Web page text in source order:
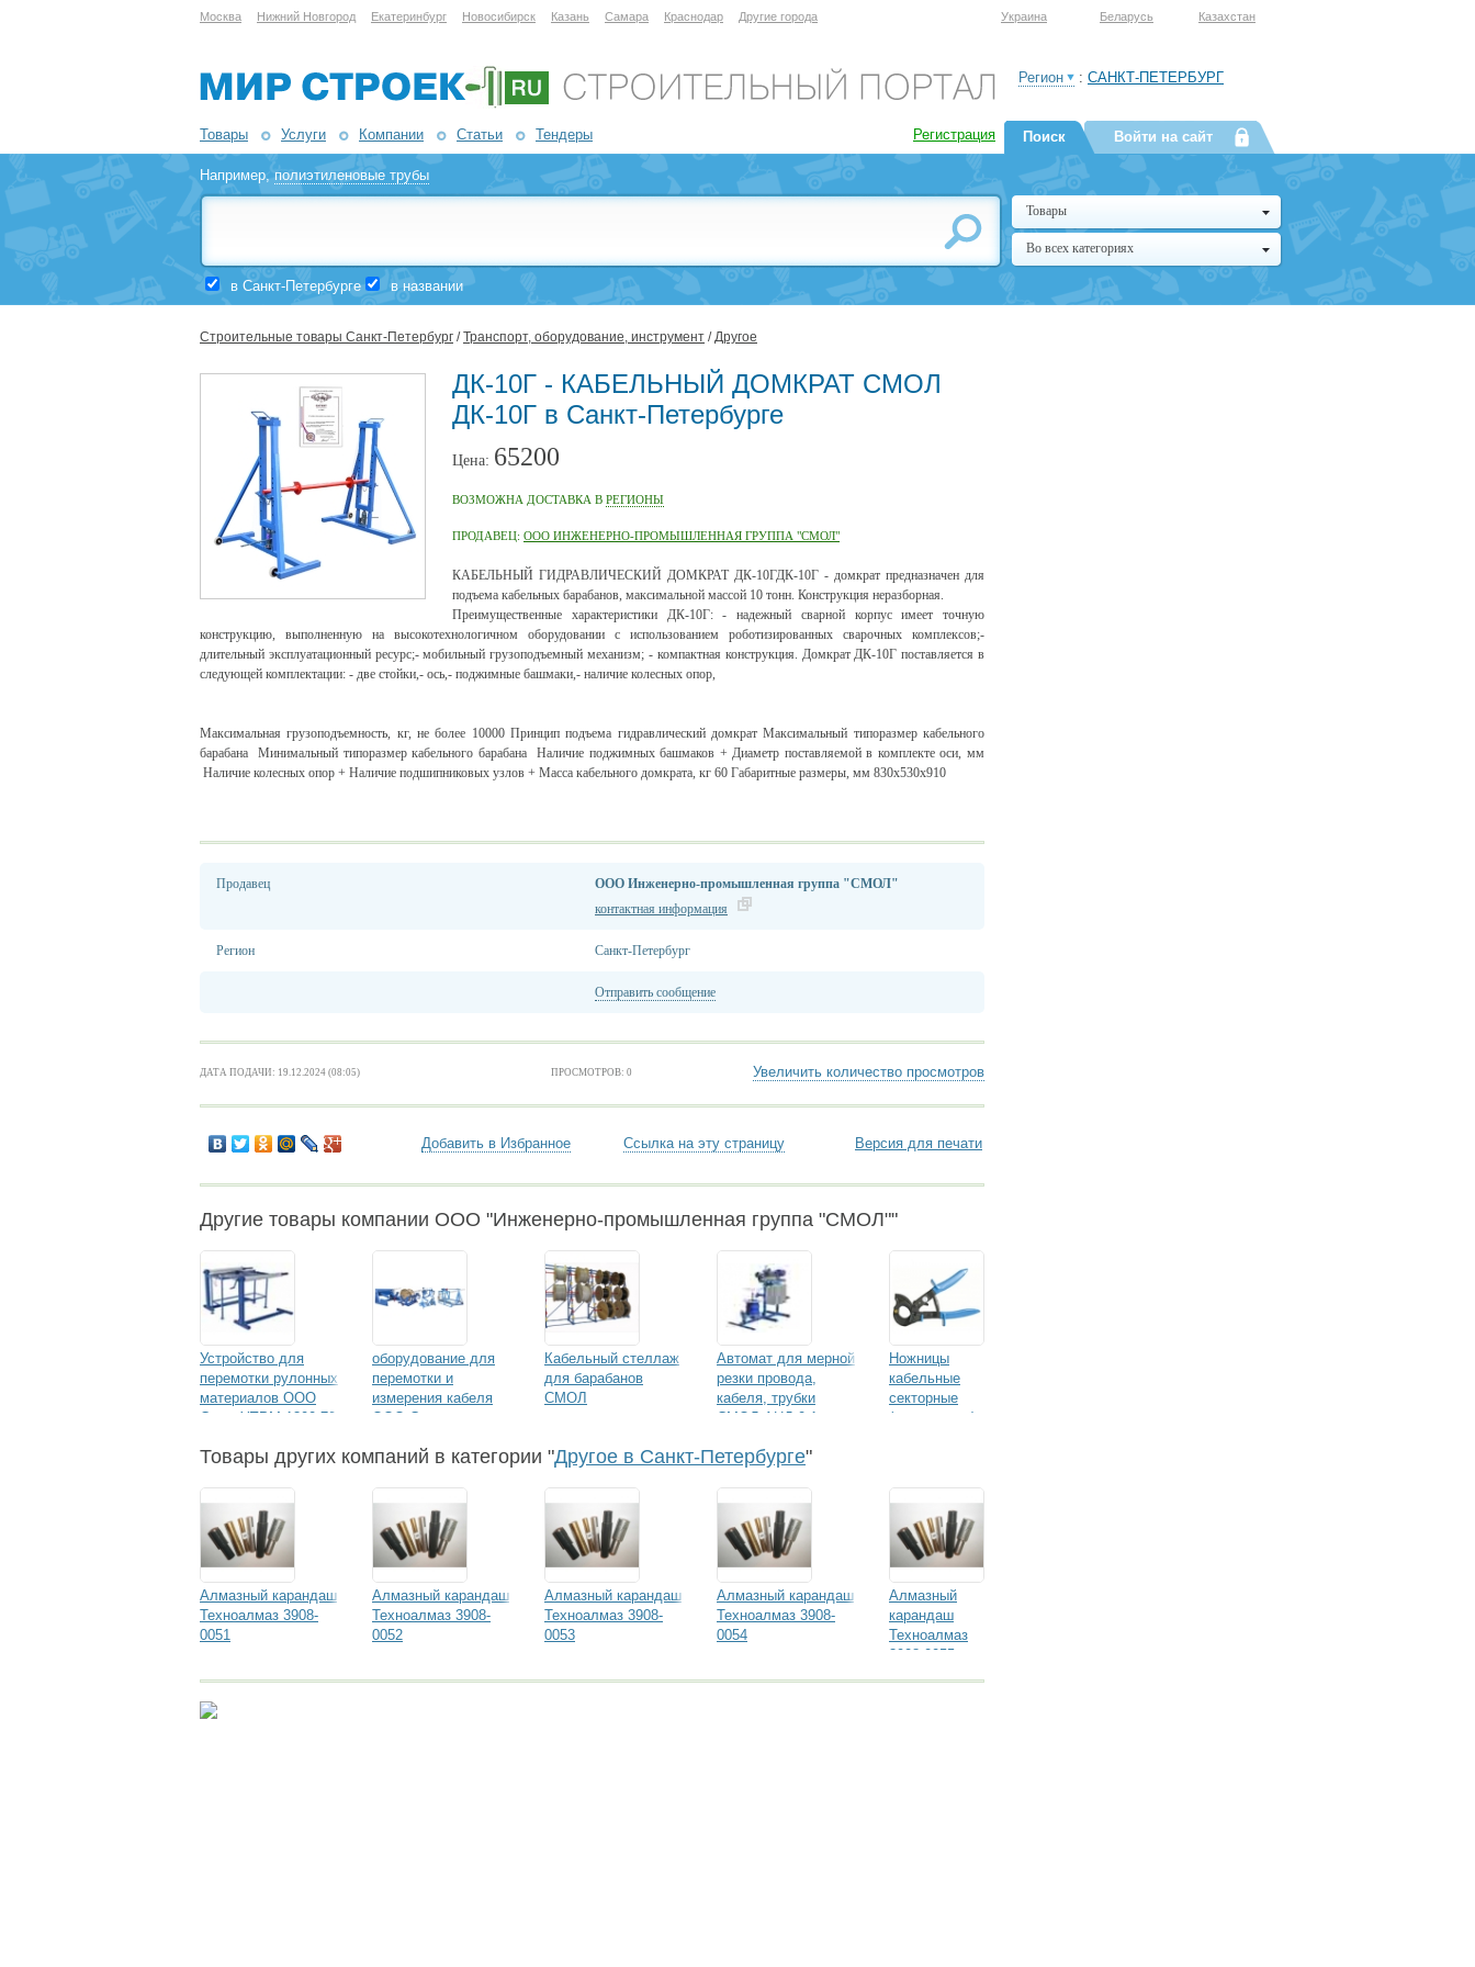
Москва Нижний Новгород Екатеринбург Новосибирск Казань Самара Краснодар Другие города Украина Беларусь Казахстан
Товары Услуги Компании Статьи Тендеры Регистрация
Регион : САНКТ-ПЕТЕРБУРГ
Например,полиэтиленовые трубы
в Санкт-Петербурге в названии
Поиск Войти на сайт
Товары
Во всех категориях
Строительные товары Санкт-Петербург /Транспорт, оборудование, инструмент /Другое
ДК-10Г - КАБЕЛЬНЫЙ ДОМКРАТ СМОЛ
ДК-10Г в Санкт-Петербурге
Цена: 65200
ВОЗМОЖНА ДОСТАВКА В РЕГИОНЫ
ПРОДАВЕЦ: ООО ИНЖЕНЕРНО-ПРОМЫШЛЕННАЯ ГРУППА "СМОЛ"
КАБЕЛЬНЫЙ ГИДРАВЛИЧЕСКИЙ ДОМКРАТ ДК-10ГДК-10Г - домкрат предназначен для
подъема кабельных барабанов, максимальной массой 10 тонн. Конструкция неразборная.
Преимущественные характеристики ДК-10Г: - надежный сварной корпус имеет точную
конструкцию, выполненную на высокотехнологичном оборудовании с использованием роботизированных сварочных комплексов;-
длительный эксплуатационный ресурс;- мобильный грузоподъемный механизм; - компактная конструкция. Домкрат ДК-10Г поставляется в
следующей комплектации: - две стойки,- ось,- поджимные башмаки,- наличие колесных опор,
Максимальная грузоподъемность, кг, не более 10000 Принцип подъема гидравлический домкрат Максимальный типоразмер кабельного
барабана Минимальный типоразмер кабельного барабана Наличие поджимных башмаков + Диаметр поставляемой в комплекте оси, мм
Наличие колесных опор + Наличие подшипниковых узлов + Масса кабельного домкрата, кг 60 Габаритные размеры, мм 830х530х910
Продавец
ООО Инженерно-промышленная группа "СМОЛ"
контактная информация
Регион Санкт-Петербург
Отправить сообщение
ДАТА ПОДАЧИ: 19.12.2024 (08:05) ПРОСМОТРОВ: 0 Увеличить количество просмотров
Добавить в Избранное Ссылка на эту страницу Версия для печати
Другие товары компании ООО "Инженерно-промышленная группа "СМОЛ""
Устройство для
перемотки рулонных
материалов ООО
Смол УПРМ-1300-70-
оборудование для
перемотки и
измерения кабеля
ООО Смол
Кабельный стеллаж
для барабанов
СМОЛ
Автомат для мерной
резки провода,
кабеля, трубки
СМОЛ АНД-0,1
Ножницы
кабельные
секторные
(кабелерезы)
Товары других компаний в категории "Другое в Санкт-Петербурге"
Алмазный карандаш
Техноалмаз 3908-
0051
Алмазный карандаш
Техноалмаз 3908-
0052
Алмазный карандаш
Техноалмаз 3908-
0053
Алмазный карандаш
Техноалмаз 3908-
0054
Алмазный
карандаш
Техноалмаз
3908-0055